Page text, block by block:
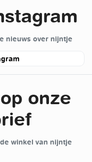
nieuws over nijntje
onze
winkel van nijntje